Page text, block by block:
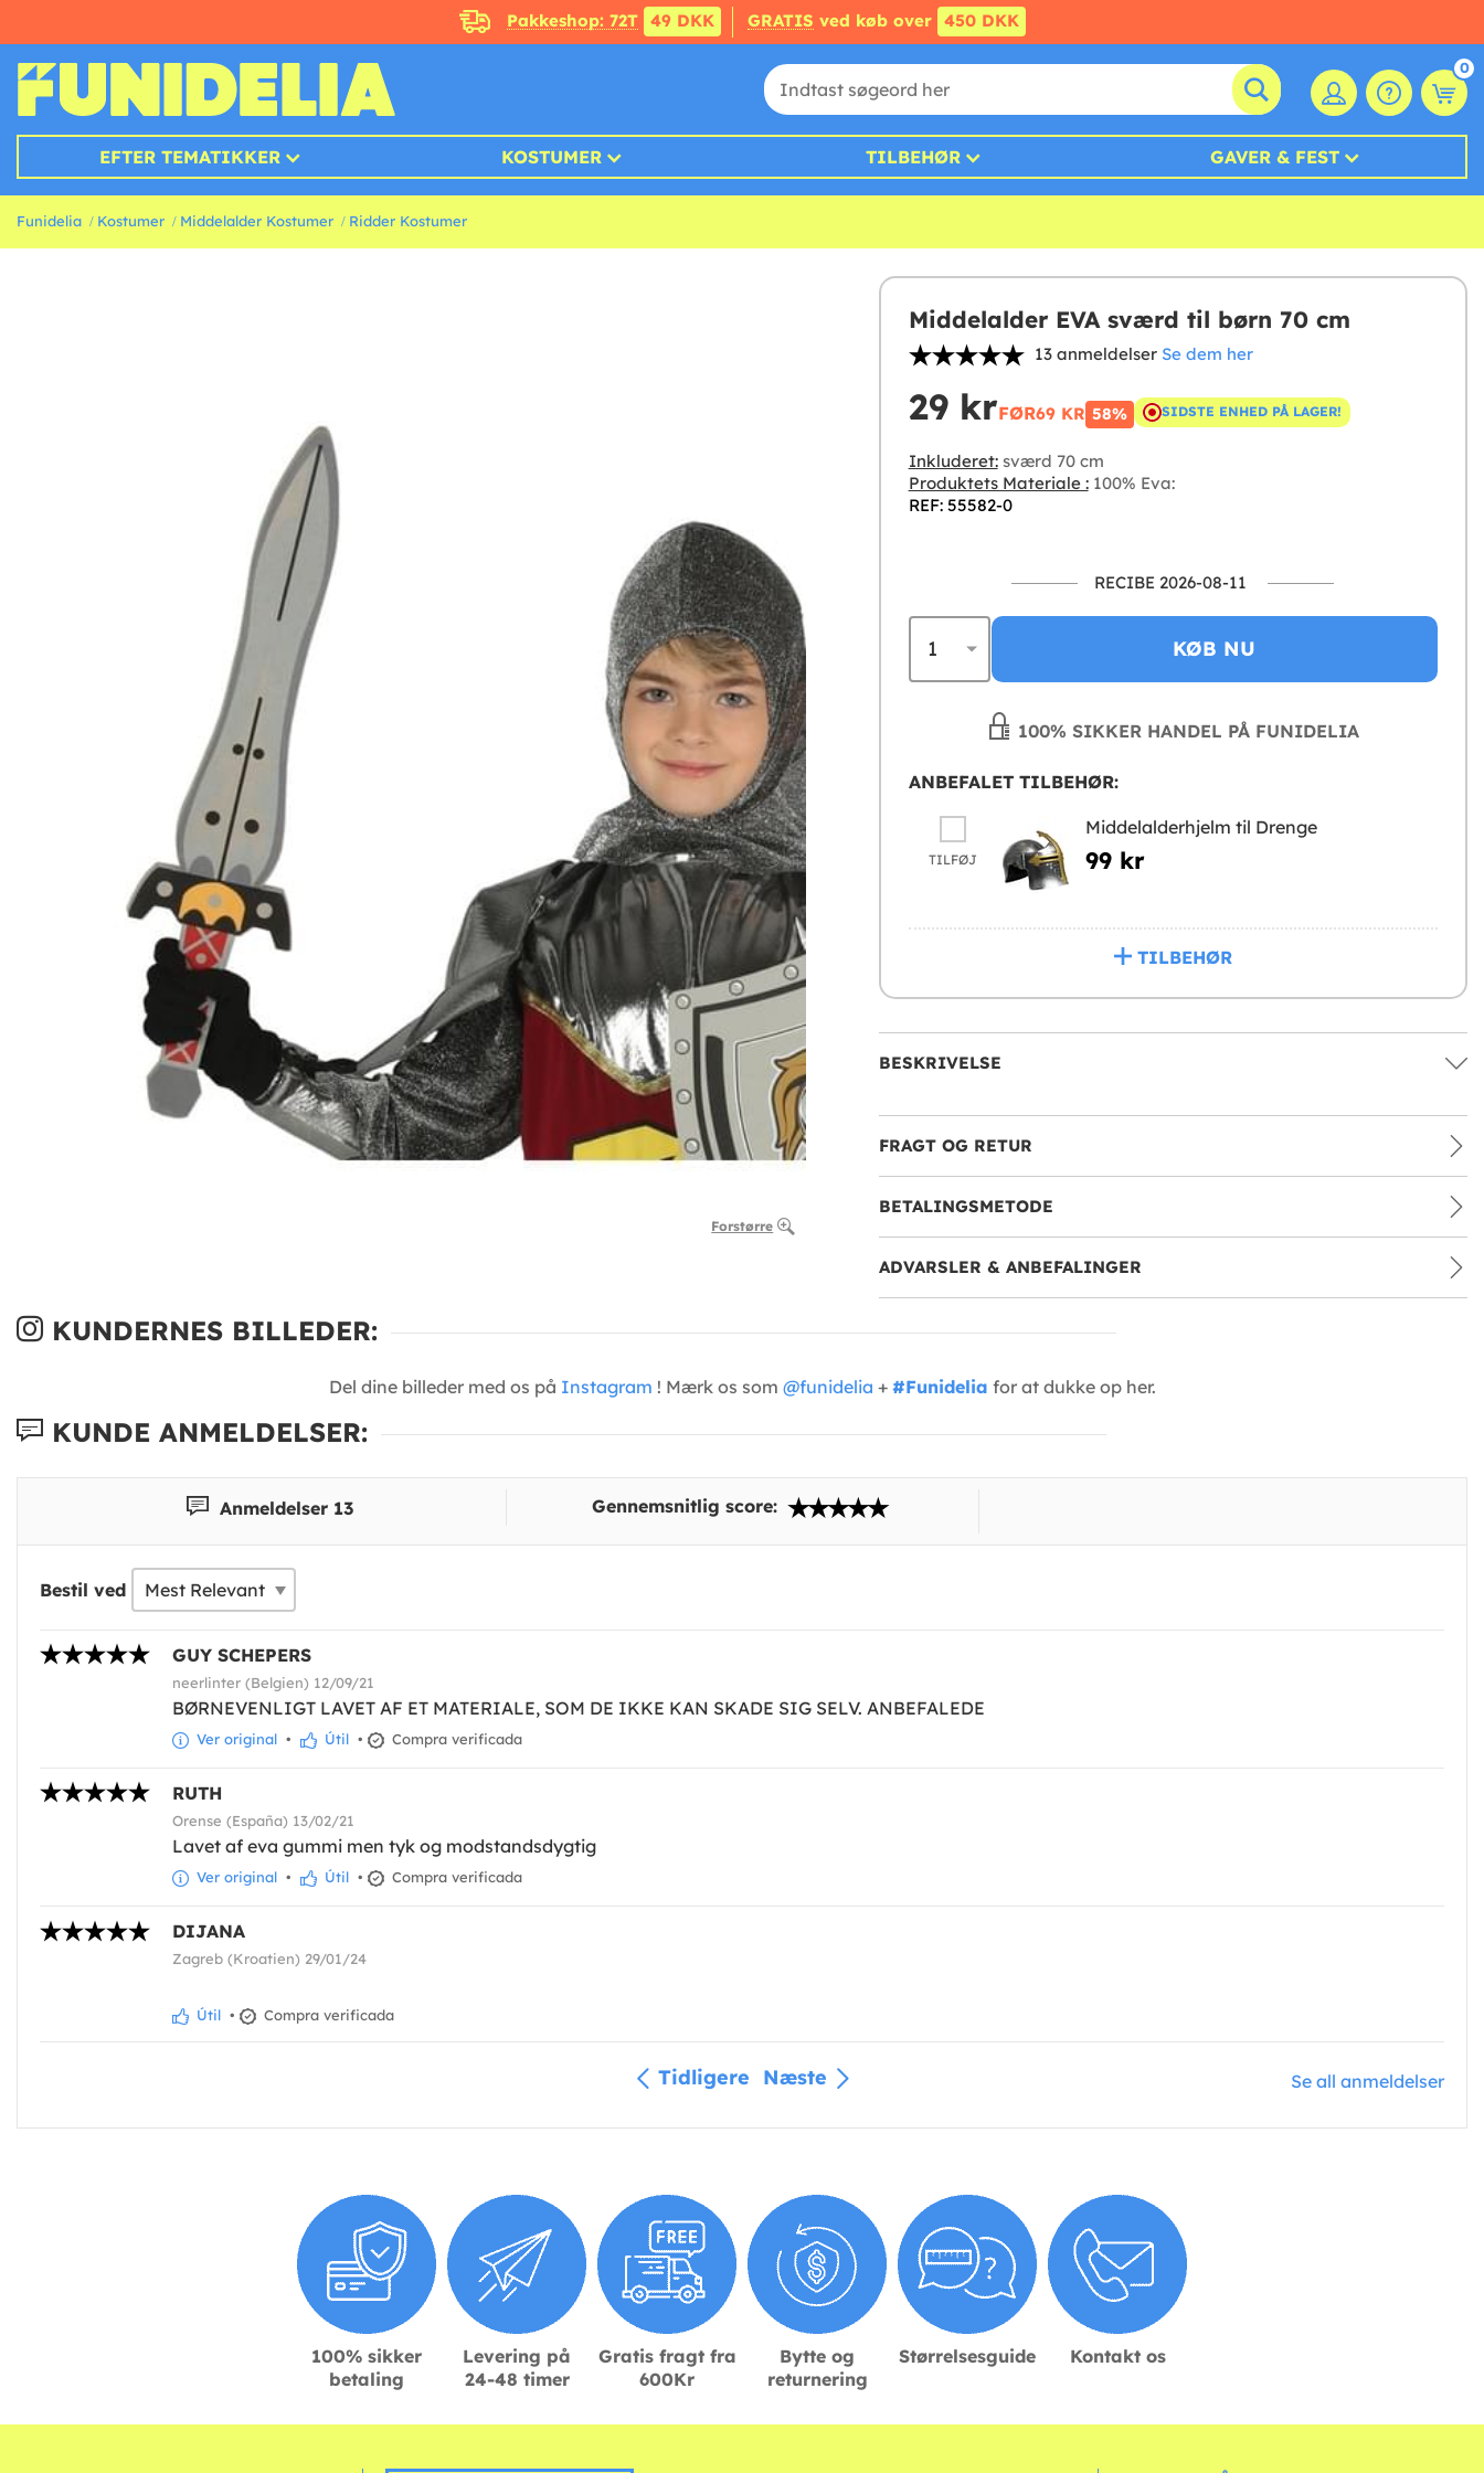
Pakkeshop: 72T 49 DKK GRATIS ved køb over 450 DKK
0
EFTER TEMATIKKER KOSTUMER TILBEHØR GAVER & FEST
Funidelia Kostumer Middelalder Kostumer Ridder Kostumer
Forstørre
Middelalder EVA sværd til børn 70 cm
13 anmeldelser Se dem her
29 krFØR69 KR 58% SIDSTE ENHED PÅ LAGER!
Inkluderet:sværd 70 cm
Produktets Materiale :100% Eva:
REF: 55582-0
RECIBE 2026-08-11
KØB NU
100% SIKKER HANDEL PÅ FUNIDELIA
ANBEFALET TILBEHØR:
TILFØJ
Middelalderhjelm til Drenge
99 kr
TILBEHØR
BESKRIVELSE
FRAGT OG RETUR
BETALINGSMETODE
ADVARSLER & ANBEFALINGER
KUNDERNES BILLEDER:
Del dine billeder med os på Instagram ! Mærk os som @funidelia + #Funidelia for at dukke op her.
KUNDE ANMELDELSER:
Anmeldelser 13 Gennemsnitlig score:
Bestil ved
GUY SCHEPERS
neerlinter (Belgien) 12/09/21
BØRNEVENLIGT LAVET AF ET MATERIALE, SOM DE IKKE KAN SKADE SIG SELV. ANBEFALEDE
Ver original • Útil • Compra verificada
RUTH
Orense (España) 13/02/21
Lavet af eva gummi men tyk og modstandsdygtig
Ver original • Útil • Compra verificada
DIJANA
Zagreb (Kroatien) 29/01/24
Útil • Compra verificada
Tidligere Næste Se all anmeldelser
100% sikker
betaling
Levering på
24-48 timer
Gratis fragt fra
600Kr
Bytte og
returnering
Størrelsesguide Kontakt os